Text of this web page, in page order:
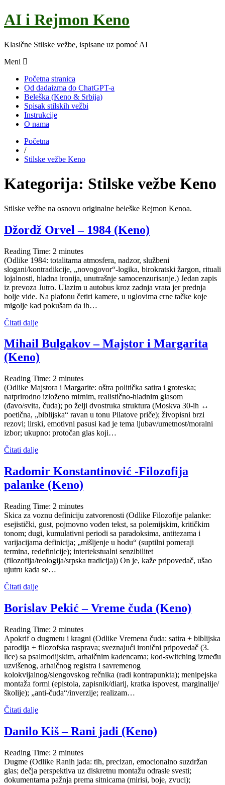
AI i Rejmon Keno
Klasične Stilske vežbe, ispisane uz pomoć AI
Meni
Početna stranica
Od dadaizma do ChatGPT-a
Beleška (Keno & Srbija)
Spisak stilskih vežbi
Instrukcije
O nama
Početna
/
Stilske vežbe Keno
Kategorija: Stilske vežbe Keno
Stilske vežbe na osnovu originalne beleške Rejmon Kenoa.
Džordž Orvel – 1984 (Keno)
Reading Time: 2 minutes
(Odlike 1984: totalitarna atmosfera, nadzor, službeni
slogani/kontradikcije, „novogovor“-logika, birokratski žargon, rituali
lojalnosti, hladna ironija, unutrašnje samocenzurisanje.) Jedan zapis
iz prevoza Jutro. Ulazim u autobus kroz zadnja vrata jer prednja
bolje vide. Na plafonu četiri kamere, u uglovima crne tačke koje
migolje kad pokušam da ih…
Čitati dalje
Mihail Bulgakov – Majstor i Margarita
(Keno)
Reading Time: 2 minutes
(Odlike Majstora i Margarite: oštra politička satira i groteska;
natprirodno izloženo mirnim, realistično-hladnim glasom
(đavo/svita, čuda); po želji dvostruka struktura (Moskva 30-ih ↔
poetična, „biblijska“ ravan u tonu Pilatove priče); živopisni brzi
rezovi; lirski, emotivni pasusi kad je tema ljubav/umetnost/moralni
izbor; ukupno: protočan glas koji…
Čitati dalje
Radomir Konstantinović -Filozofija
palanke (Keno)
Reading Time: 2 minutes
Skica za voznu definiciju zatvorenosti (Odlike Filozofije palanke:
esejistički, gust, pojmovno vođen tekst, sa polemijskim, kritičkim
tonom; dugi, kumulativni periodi sa paradoksima, antitezama i
varijacijama definicija; „mišljenje u hodu“ (suptilni pomeraji
termina, redefinicije); intertekstualni senzibilitet
(filozofija/teologija/srpska tradicija)) On je, kaže pripovedač, ušao
ujutru kada se…
Čitati dalje
Borislav Pekić – Vreme čuda (Keno)
Reading Time: 2 minutes
Apokrif o dugmetu i kragni (Odlike Vremena čuda: satira + biblijska
parodija + filozofska rasprava; sveznajući ironični pripovedač (3.
lice) sa psalmodijskim, arhaičnim kadencama; kod-switching između
uzvišenog, arhaičnog registra i savremenog
kolokvijalnog/slengovskog rečnika (radi kontrapunkta); menipejska
montaža formi (epistola, zapisnik/diarij, kratka ispovest, marginalije/
školije); „anti-čuda“/inverzije; realizam…
Čitati dalje
Danilo Kiš – Rani jadi (Keno)
Reading Time: 2 minutes
Dugme (Odlike Ranih jada: tih, precizan, emocionalno suzdržan
glas; dečja perspektiva uz diskretnu montažu odrasle svesti;
dokumentarna pažnja prema sitnicama (mirisi, boje, zvuci);